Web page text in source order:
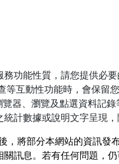
功能性質，請您提供必
互動性功能時，會保
器、瀏覽及點選資料記
計數據或說明文字呈現
，將部分本網站的資訊
訊息。若有任何問題，